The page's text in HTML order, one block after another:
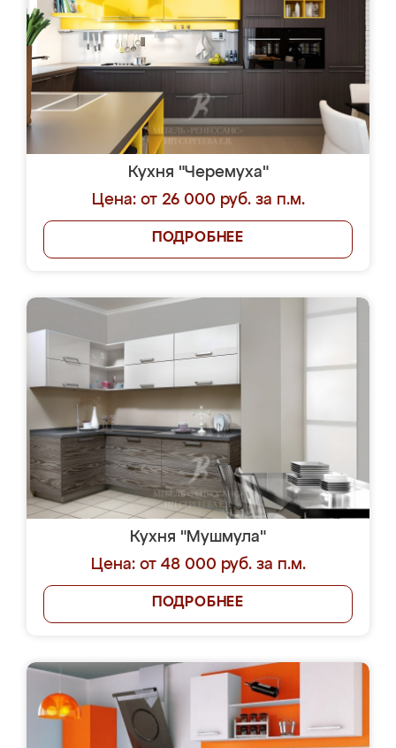
Кухня "Черемуха"
Цена: от 26 000 руб. за п.м.
ПОДРОБНЕЕ
Кухня "Мушмула"
Цена: от 48 000 руб. за п.м.
ПОДРОБНЕЕ